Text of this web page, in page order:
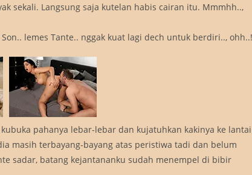
sekali. Langsung saja kutelan habis cairan itu. Mmmhh..,
lemes Tante.. nggak kuat lagi dech untuk berdiri..,
pahanya lebar-lebar dan kujatuhkan kakinya ke
masih terbayang-bayang atas peristiwa tadi dan belum
sadar, batang kejantananku sudah menempel di bibir